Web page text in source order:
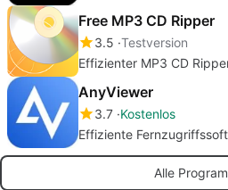
Free MP3 CD Ripper
3.5 Testversion
Effizienter MP3 CD
AnyViewer
3.7 Kostenlos
Effiziente
Alle